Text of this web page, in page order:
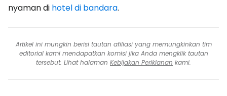
nyaman di hotel di bandara.
Artikel ini mungkin berisi tautan afiliasi yang memungkinkan tim
editorial kami mendapatkan komisi jika Anda mengklik tautan
tersebut. Lihat halaman Kebijakan Periklanan kami.